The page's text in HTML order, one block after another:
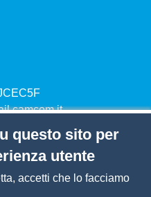
questo sito per
utente
accetti che lo facciamo